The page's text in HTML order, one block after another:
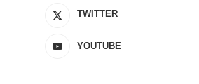
TWITTER
YOUTUBE